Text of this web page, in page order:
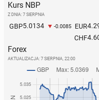
Kurs NBP
Z DNIA: 7 SIERPNIA
GBP5.0134 -0.0085 EUR
CHF
Forex
AKTUALIZACJA: 7 SIERPNIA, 22:00